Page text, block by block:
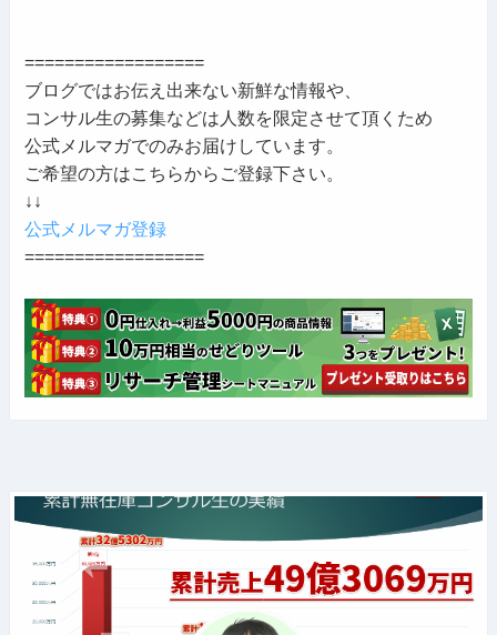
==================
ブログではお伝え出来ない新鮮な情報や、
コンサル生の募集などは人数を限定させて頂くため
公式メルマガでのみお届けしています。
ご希望の方はこちらからご登録下さい。
↓↓
公式メルマガ登録
==================